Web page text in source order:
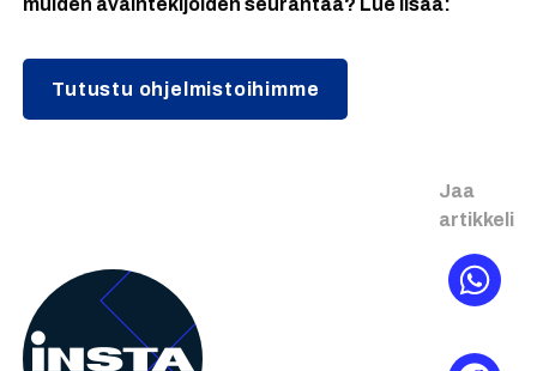
muiden avaintekijöiden seurantaa? Lue lisää:
Tutustu ohjelmistoihimme
Jaa
artikkeli